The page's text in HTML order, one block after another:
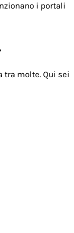
i portali
tra molte. Qui sei